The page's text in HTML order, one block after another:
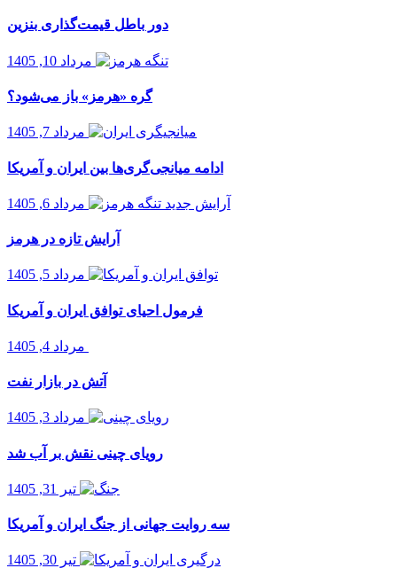
دور باطل قیمت‌گذاری بنزین
مرداد 10, 1405
گره «هرمز» باز می‌شود؟
مرداد 7, 1405
ادامه میانجی‌گری‌ها بین ایران و آمریکا
مرداد 6, 1405
آرایش تازه در هرمز
مرداد 5, 1405
فرمول احیای توافق ایران و آمریکا
مرداد 4, 1405
آتش در بازار نفت
مرداد 3, 1405
رویای چینی نقش بر آب شد
تیر 31, 1405
سه روایت جهانی از جنگ ایران و آمریکا
تیر 30, 1405